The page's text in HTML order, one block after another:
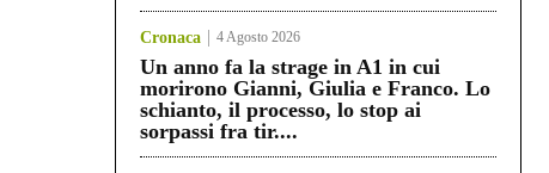
Cronaca 4 Agosto 2026
Un anno fa la strage in A1 in cui
morirono Gianni, Giulia e Franco. Lo
schianto, il processo, lo stop ai
sorpassi fra tir....